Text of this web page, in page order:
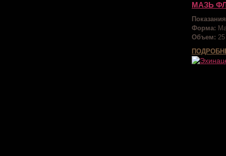
МАЗЬ
Форма:
Объем: 25